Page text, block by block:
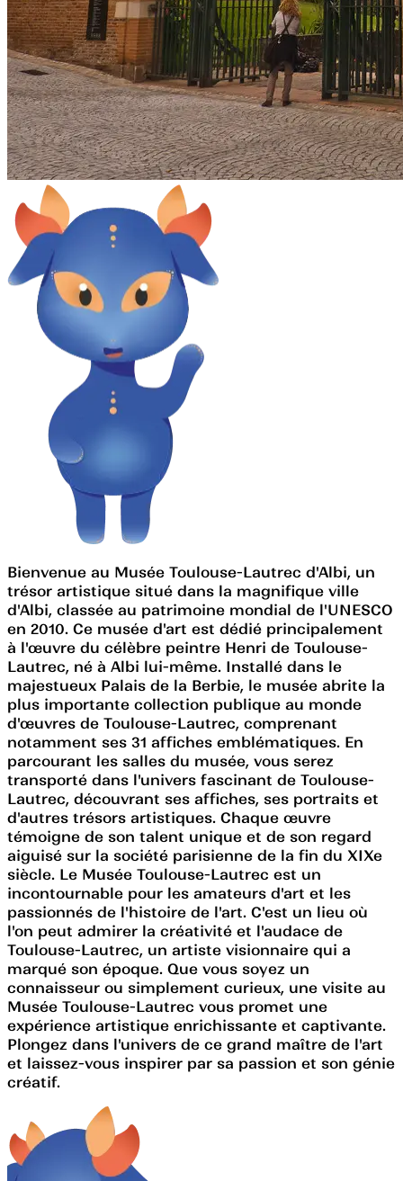
Bienvenue au Musée Toulouse-Lautrec d'Albi, un
trésor artistique situé dans la magnifique ville
d'Albi, classée au patrimoine mondial de l'UNESCO
en 2010. Ce musée d'art est dédié principalement
à l'œuvre du célèbre peintre Henri de Toulouse-
Lautrec, né à Albi lui-même. Installé dans le
majestueux Palais de la Berbie, le musée abrite la
plus importante collection publique au monde
d'œuvres de Toulouse-Lautrec, comprenant
notamment ses 31 affiches emblématiques. En
parcourant les salles du musée, vous serez
transporté dans l'univers fascinant de Toulouse-
Lautrec, découvrant ses affiches, ses portraits et
d'autres trésors artistiques. Chaque œuvre
témoigne de son talent unique et de son regard
aiguisé sur la société parisienne de la fin du XIXe
siècle. Le Musée Toulouse-Lautrec est un
incontournable pour les amateurs d'art et les
passionnés de l'histoire de l'art. C'est un lieu où
l'on peut admirer la créativité et l'audace de
Toulouse-Lautrec, un artiste visionnaire qui a
marqué son époque. Que vous soyez un
connaisseur ou simplement curieux, une visite au
Musée Toulouse-Lautrec vous promet une
expérience artistique enrichissante et captivante.
Plongez dans l'univers de ce grand maître de l'art
et laissez-vous inspirer par sa passion et son génie
créatif.